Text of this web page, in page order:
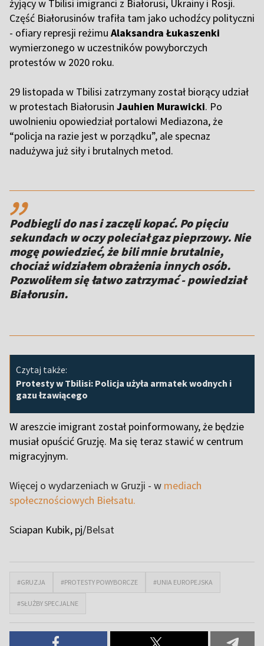
żyjący w Tbilisi imigranci z Białorusi, Ukrainy i Rosji.
Część Białorusinów trafiła tam jako uchodźcy polityczni
- ofiary represji reżimu Alaksandra Łukaszenki
wymierzonego w uczestników powyborczych
protestów w 2020 roku.
29 listopada w Tbilisi zatrzymany został biorący udział
w protestach Białorusin Jauhien Murawicki. Po
uwolnieniu opowiedział portalowi Mediazona, że
“policja na razie jest w porządku”, ale specnaz
nadużywa już siły i brutalnych metod.
,,
Podbiegli do nas i zaczęli kopać. Po pięciu
sekundach w oczy poleciał gaz pieprzowy. Nie
mogę powiedzieć, że bili mnie brutalnie,
chociaż widziałem obrażenia innych osób.
Pozwoliłem się łatwo zatrzymać - powiedział
Białorusin.
Czytaj także:
Protesty w Tbilisi: Policja użyła armatek wodnych i
gazu łzawiącego
W areszcie imigrant został poinformowany, że będzie
musiał opuścić Gruzję. Ma się teraz stawić w centrum
migracyjnym.
Więcej o wydarzeniach w Gruzji - w mediach
społecznościowych Biełsatu.
Sciapan Kubik, pj/Belsat
#GRUZJA #PROTESTY POWYBORCZE #UNIA EUROPEJSKA
#SŁUŻBY SPECJALNE